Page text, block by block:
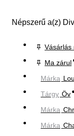
Népszerű a(z)
Vásárlás
Ma zárul
Márka
Tárgy Öv
Márka
Márka